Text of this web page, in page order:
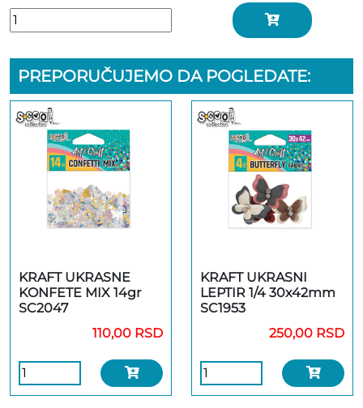
PREPORUČUJEMO DA POGLEDATE:
KRAFT UKRASNE
KONFETE MIX 14gr
SC2047
110,00 RSD
KRAFT UKRASNI
LEPTIR 1/4 30x42mm
SC1953
250,00 RSD